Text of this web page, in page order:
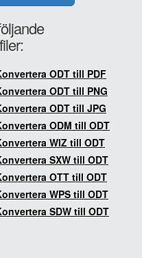
ODT till PDF
ODT till PNG
ODT till JPG
ODM till ODT
WIZ till ODT
SXW till ODT
OTT till ODT
WPS till ODT
SDW till ODT